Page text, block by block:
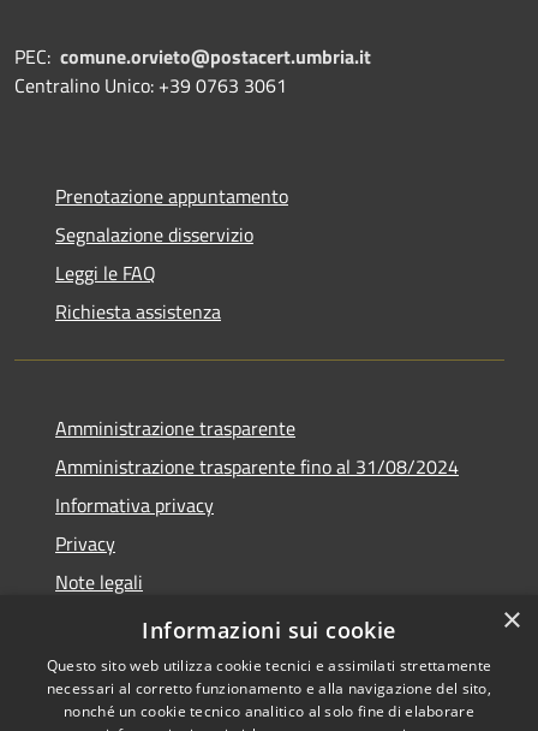
PEC: comune.orvieto@postacert.umbria.it
Centralino Unico: +39 0763 3061
Prenotazione appuntamento
Segnalazione disservizio
Leggi le FAQ
Richiesta assistenza
Amministrazione trasparente
Amministrazione trasparente fino al 31/08/2024
Informativa privacy
Privacy
Note legali
Dichiarazione di accessibilità
×
Informazioni sui cookie
Questo sito web utilizza cookie tecnici e assimilati strettamente
necessari al corretto funzionamento e alla navigazione del sito,
nonché un cookie tecnico analitico al solo fine di elaborare